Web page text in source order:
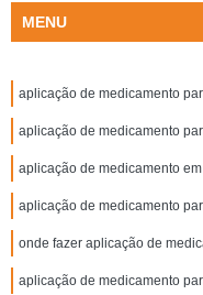
MENU
aplicação de medicamento
aplicação de medicamento
aplicação de medicamento
aplicação de medicamento
onde fazer aplicação de
aplicação de medicamento